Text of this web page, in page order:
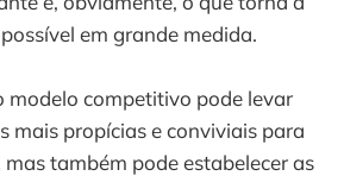
em grande medida.
modelo competitivo pode levar
mais propícias e conviviais para
também pode estabelecer as